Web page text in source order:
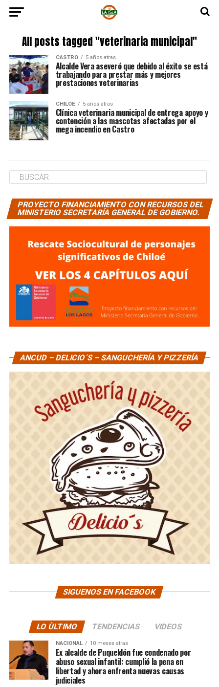
All posts tagged "veterinaria municipal"
CASTRO 5 años atras
Alcalde Vera aseveró que debido al éxito se está
trabajando para prestar más y mejores
prestaciones veterinarias
CHILOE 5 años atras
Clínica veterinaria municipal de entrega apoyo y
contención a las mascotas afectadas por el
mega incendio en Castro
PROYECTO FINANCIAMIENTO CON RECURSOS DEL
MINISTERIO SECRETARÍA GENERAL DE GOBIERNO.
ANCUD – DELICIO´S – SANGUCHERÍA Y PIZZERÍA
SIGUENOS EN FACEBOOK
LO ÙLTIMO TENDENCIAS VIDEOS
NACIONAL 10 meses atras
Ex alcalde de Puqueldón fue condenado por
abuso sexual infantil: cumplió la pena en
libertad y ahora enfrenta nuevas causas
judiciales